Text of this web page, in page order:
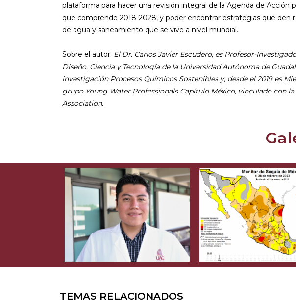
plataforma para hacer una revisión integral de la Agenda de Acción
que comprende 2018-2028, y poder encontrar estrategias que den
de agua y saneamiento que se vive a nivel mundial.
Sobre el autor: El Dr. Carlos Javier Escudero, es Profesor-
Diseño, Ciencia y Tecnología de la Universidad Autónoma de
investigación Procesos Químicos Sostenibles y, desde el 2019 es
grupo Young Water Professionals Capítulo México, vinculado con
Association.
TEMAS RELACIONADOS